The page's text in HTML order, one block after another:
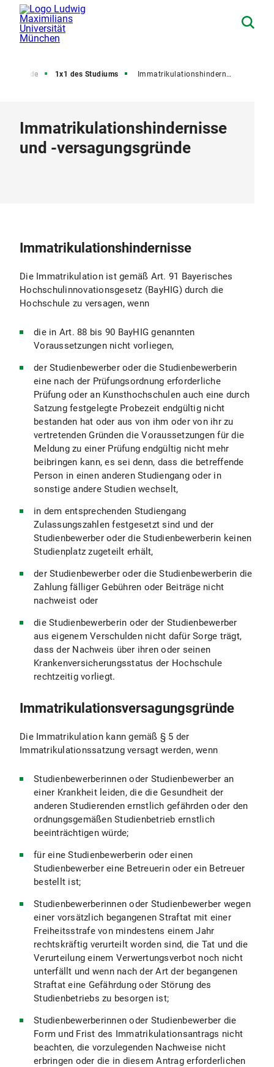
1x1 des Studiums Immatrikulationshindernisse und -versagungsgründe
Immatrikulationshindernisse
und -versagungsgründe
Immatrikulationshindernisse
Die Immatrikulation ist gemäß Art. 91 Bayerisches
Hochschulinnovationsgesetz (BayHIG) durch die
Hochschule zu versagen, wenn
die in Art. 88 bis 90 BayHIG genannten
Voraussetzungen nicht vorliegen,
der Studienbewerber oder die Studienbewerberin
eine nach der Prüfungsordnung erforderliche
Prüfung oder an Kunsthochschulen auch eine durch
Satzung festgelegte Probezeit endgültig nicht
bestanden hat oder aus von ihm oder von ihr zu
vertretenden Gründen die Voraussetzungen für die
Meldung zu einer Prüfung endgültig nicht mehr
beibringen kann, es sei denn, dass die betreffende
Person in einen anderen Studiengang oder in
sonstige andere Studien wechselt,
in dem entsprechenden Studiengang
Zulassungszahlen festgesetzt sind und der
Studienbewerber oder die Studienbewerberin keinen
Studienplatz zugeteilt erhält,
der Studienbewerber oder die Studienbewerberin die
Zahlung fälliger Gebühren oder Beiträge nicht
nachweist oder
die Studienbewerberin oder der Studienbewerber
aus eigenem Verschulden nicht dafür Sorge trägt,
dass der Nachweis über ihren oder seinen
Krankenversicherungsstatus der Hochschule
rechtzeitig vorliegt.
Immatrikulationsversagungsgründe
Die Immatrikulation kann gemäß § 5 der
Immatrikulationssatzung versagt werden, wenn
Studienbewerberinnen oder Studienbewerber an
einer Krankheit leiden, die die Gesundheit der
anderen Studierenden ernstlich gefährden oder den
ordnungsgemäßen Studienbetrieb ernstlich
beeinträchtigen würde;
für eine Studienbewerberin oder einen
Studienbewerber eine Betreuerin oder ein Betreuer
bestellt ist;
Studienbewerberinnen oder Studienbewerber wegen
einer vorsätzlich begangenen Straftat mit einer
Freiheitsstrafe von mindestens einem Jahr
rechtskräftig verurteilt worden sind, die Tat und die
Verurteilung einem Verwertungsverbot noch nicht
unterfällt und wenn nach der Art der begangenen
Straftat eine Gefährdung oder Störung des
Studienbetriebs zu besorgen ist;
Studienbewerberinnen oder Studienbewerber die
Form und Frist des Immatrikulationsantrags nicht
beachten, die vorzulegenden Nachweise nicht
erbringen oder die in diesem Antrag erforderlichen